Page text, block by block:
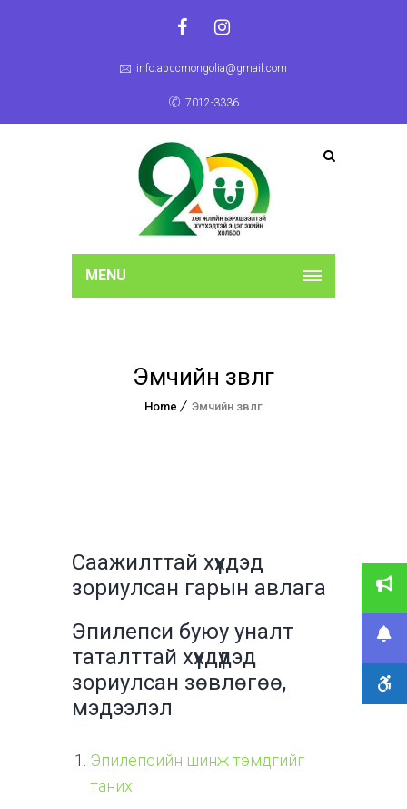
info.apdcmongolia@gmail.com
7012-3336
MENU
Эмчийн зөвлөгөө
Home Эмчийн зөвлөгөө
Саажилттай хүүхдэд
зориулсан гарын авлага
Эпилепси буюу уналт
таталттай хүүхдүүдэд
зориулсан зөвлөгөө,
мэдээлэл
Эпилепсийн шинж тэмдгийг
таних